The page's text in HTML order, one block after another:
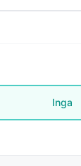
Inga